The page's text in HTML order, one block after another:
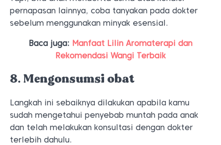
pernapasan lainnya, coba tanyakan pada dokter
sebelum menggunakan minyak esensial.
Baca juga: Manfaat Lilin Aromaterapi dan
Rekomendasi Wangi Terbaik
8. Mengonsumsi obat
Langkah ini sebaiknya dilakukan apabila kamu
sudah mengetahui penyebab muntah pada anak
dan telah melakukan konsultasi dengan dokter
terlebih dahulu.